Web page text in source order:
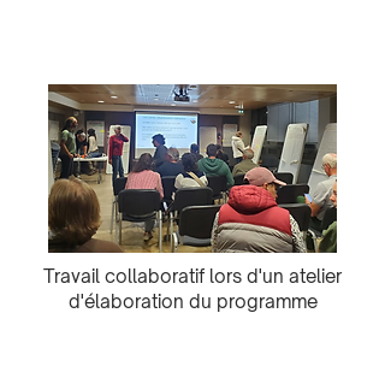
Travail collaboratif lors d'un atelier
d'élaboration du programme